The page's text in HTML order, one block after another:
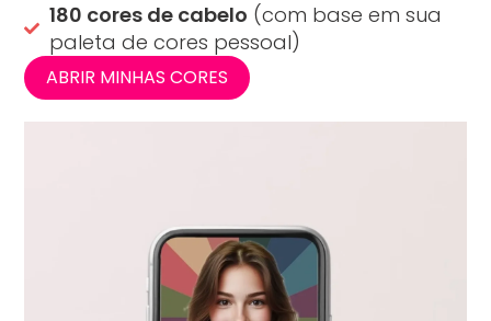
180 cores de cabelo (com base em sua
paleta de cores pessoal)
ABRIR MINHAS CORES